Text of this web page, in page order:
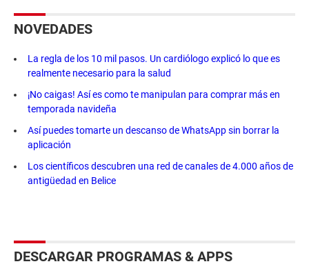
NOVEDADES
La regla de los 10 mil pasos. Un cardiólogo explicó lo que es
realmente necesario para la salud
¡No caigas! Así es como te manipulan para comprar más en
temporada navideña
Así puedes tomarte un descanso de WhatsApp sin borrar la
aplicación
Los científicos descubren una red de canales de 4.000 años de
antigüedad en Belice
DESCARGAR PROGRAMAS & APPS